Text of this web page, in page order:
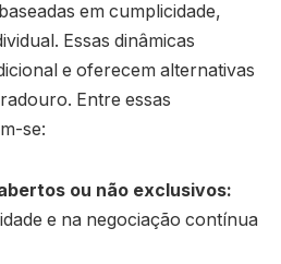
em cumplicidade,
Essas dinâmicas
e oferecem alternativas
Entre essas
se:
ou não exclusivos:
e na negociação contínua